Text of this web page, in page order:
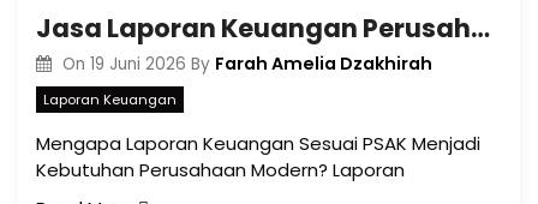
Jasa Laporan Keuangan Perusahaan Sesuai PSAK: Fondasi Kepatuhan, Kredibilitas, dan Pertumbuhan Bisnis
On 19 Juni 2026 By Farah Amelia Dzakhirah
Laporan Keuangan
Mengapa Laporan Keuangan Sesuai PSAK Menjadi
Kebutuhan Perusahaan Modern? Laporan